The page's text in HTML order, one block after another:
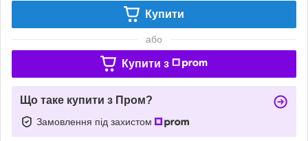
Купити
або
Купити з
Що таке купити з Пром?
Замовлення під захистом